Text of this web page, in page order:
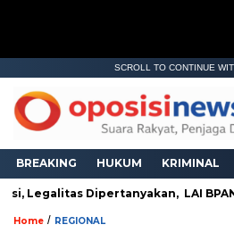
SCROLL TO CONTINUE
BREAKING HUKUM KRIMINAL
Dipertanyakan, LAI BPAN
Home / REGIONAL